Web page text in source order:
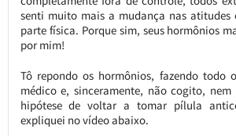
senti muito mais a mudança nas atitudes
parte física. Porque sim, seus hormônios
por mim!
Tô repondo os hormônios, fazendo todo
médico e, sinceramente, não cogito,
hipótese de voltar a tomar pílula
expliquei no vídeo abaixo.